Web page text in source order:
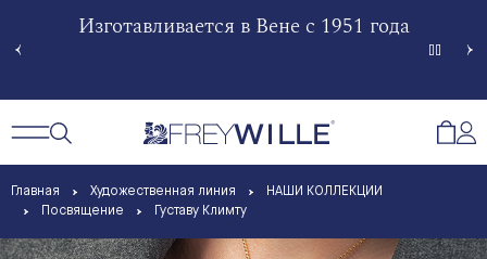
Изготавливается в Вене с 1951 года
Открыть / Закрыть навигацию
Открытый поиск
Главная Художественная линия
НАШИ КОЛЛЕКЦИИ
Посвящение
Густаву Климту